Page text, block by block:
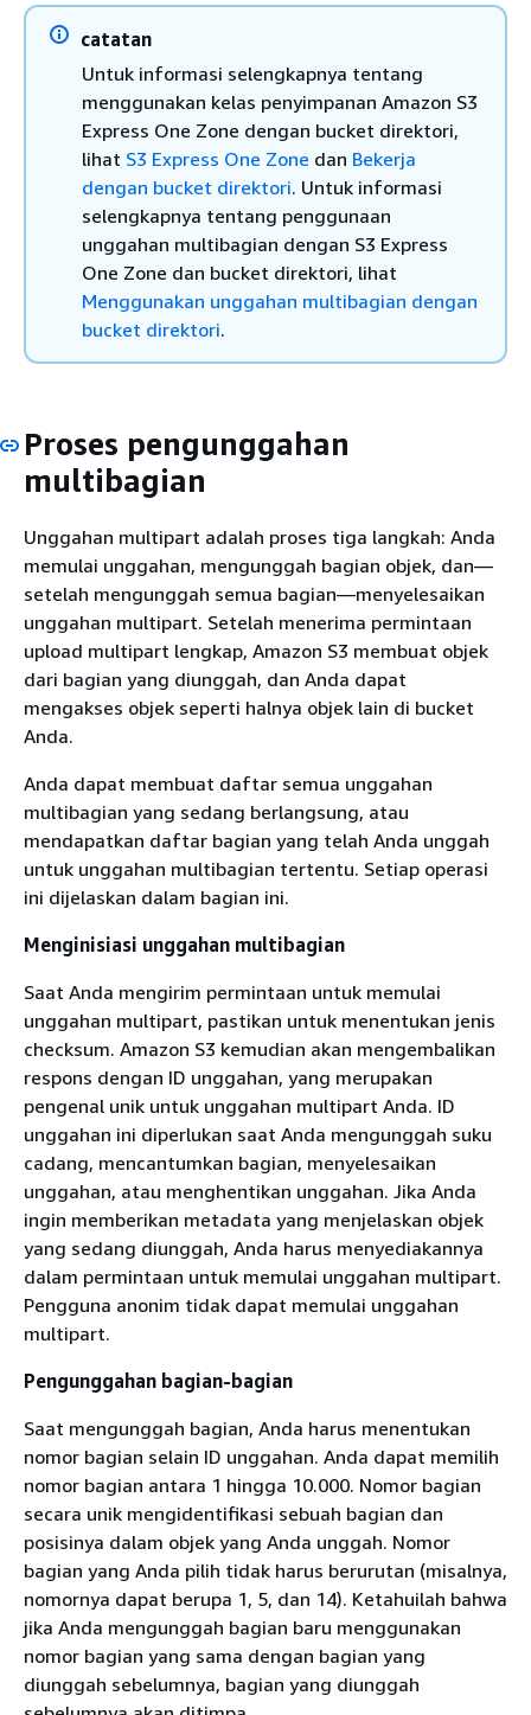
catatan
Untuk informasi selengkapnya tentang
menggunakan kelas penyimpanan Amazon S3
Express One Zone dengan bucket direktori,
lihat S3 Express One Zone dan Bekerja
dengan bucket direktori. Untuk informasi
selengkapnya tentang penggunaan
unggahan multibagian dengan S3 Express
One Zone dan bucket direktori, lihat
Menggunakan unggahan multibagian dengan
bucket direktori.
Proses pengunggahan
multibagian
Unggahan multipart adalah proses tiga langkah: Anda
memulai unggahan, mengunggah bagian objek, dan—
setelah mengunggah semua bagian—menyelesaikan
unggahan multipart. Setelah menerima permintaan
upload multipart lengkap, Amazon S3 membuat objek
dari bagian yang diunggah, dan Anda dapat
mengakses objek seperti halnya objek lain di bucket
Anda.
Anda dapat membuat daftar semua unggahan
multibagian yang sedang berlangsung, atau
mendapatkan daftar bagian yang telah Anda unggah
untuk unggahan multibagian tertentu. Setiap operasi
ini dijelaskan dalam bagian ini.
Menginisiasi unggahan multibagian
Saat Anda mengirim permintaan untuk memulai
unggahan multipart, pastikan untuk menentukan jenis
checksum. Amazon S3 kemudian akan mengembalikan
respons dengan ID unggahan, yang merupakan
pengenal unik untuk unggahan multipart Anda. ID
unggahan ini diperlukan saat Anda mengunggah suku
cadang, mencantumkan bagian, menyelesaikan
unggahan, atau menghentikan unggahan. Jika Anda
ingin memberikan metadata yang menjelaskan objek
yang sedang diunggah, Anda harus menyediakannya
dalam permintaan untuk memulai unggahan multipart.
Pengguna anonim tidak dapat memulai unggahan
multipart.
Pengunggahan bagian-bagian
Saat mengunggah bagian, Anda harus menentukan
nomor bagian selain ID unggahan. Anda dapat memilih
nomor bagian antara 1 hingga 10.000. Nomor bagian
secara unik mengidentifikasi sebuah bagian dan
posisinya dalam objek yang Anda unggah. Nomor
bagian yang Anda pilih tidak harus berurutan (misalnya,
nomornya dapat berupa 1, 5, dan 14). Ketahuilah bahwa
jika Anda mengunggah bagian baru menggunakan
nomor bagian yang sama dengan bagian yang
diunggah sebelumnya, bagian yang diunggah